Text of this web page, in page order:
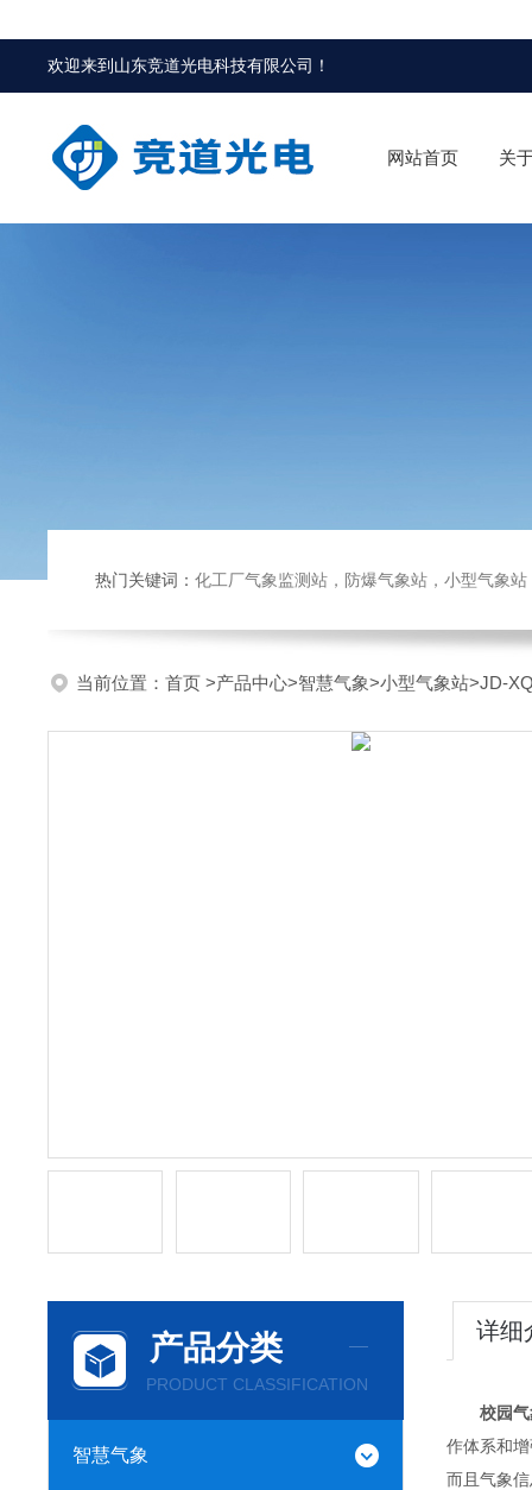
欢迎来到 山东竞道光电科技有限公司 ！
网站首页 关
热门关键词： 化工厂气象监测站，防爆气象站，小型气象站，化
当前位置： 首页 >产品中心>智慧气象>小型气象站>JD-
产品分类
PRODUCT CLASSIFICATION
智慧气象
详细
校园
作体系和
而且气象